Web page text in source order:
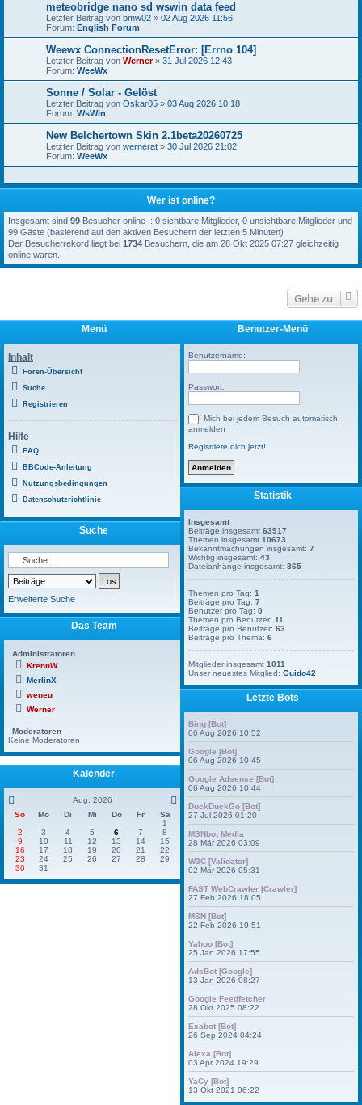
meteobridge nano sd wswin data feed
Letzter Beitrag von bmw02 » 02 Aug 2026 11:56
Forum: English Forum
Weewx ConnectionResetError: [Errno 104]
Letzter Beitrag von Werner» 31 Jul 2026 12:43
Forum: WeeWx
Sonne / Solar - Gelöst
Letzter Beitrag von Oskar05 » 03 Aug 2026 10:18
Forum: WsWin
New Belchertown Skin 2.1beta20260725
Letzter Beitrag von wernerat » 30 Jul 2026 21:02
Forum: WeeWx
Wer ist online?
Insgesamt sind 99 Besucher online :: 0 sichtbare Mitglieder, 0 unsichtbare Mitglieder und
99 Gäste (basierend auf den aktiven Besuchern der letzten 5 Minuten)
Der Besucherrekord liegt bei 1734 Besuchern, die am 28 Okt 2025 07:27 gleichzeitig
online waren.
Gehe zu
Menü
Inhalt
Foren-Übersicht
Suche
Registrieren
Hilfe
FAQ
BBCode-Anleitung
Nutzungsbedingungen
Datenschutzrichtlinie
Suche
Erweiterte Suche
Das Team
Administratoren
KrennW
MerlinX
weneu
Werner
Moderatoren
Keine Moderatoren
Kalender
Aug. 2026
So
Mo Di Mi Do Fr
Sa
1
2
3 4 5 6 7
8
9
10 11 12 13 14
15
16
17 18 19 20 21
22
23
24 25 26 27 28
29
30
31
Benutzer-Menü
Benutzername:
Passwort:
Mich bei jedem Besuch automatisch
anmelden
Registriere dich jetzt!
Statistik
Insgesamt
Beiträge insgesamt63917
Themen insgesamt10673
Bekanntmachungen insgesamt:7
Wichtig insgesamt:43
Dateianhänge insgesamt:865
Themen pro Tag:1
Beiträge pro Tag:7
Benutzer pro Tag:0
Themen pro Benutzer:11
Beiträge pro Benutzer:63
Beiträge pro Thema:6
Mitglieder insgesamt1011
Unser neuestes Mitglied:Guido42
Letzte Bots
Bing [Bot]
06 Aug 2026 10:52
Google [Bot]
06 Aug 2026 10:45
Google Adsense [Bot]
06 Aug 2026 10:44
DuckDuckGo [Bot]
27 Jul 2026 01:20
MSNbot Media
28 Mär 2026 03:09
W3C [Validator]
02 Mär 2026 05:31
FAST WebCrawler [Crawler]
27 Feb 2026 18:05
MSN [Bot]
22 Feb 2026 19:51
Yahoo [Bot]
25 Jan 2026 17:55
AdsBot [Google]
13 Jan 2026 08:27
Google Feedfetcher
28 Okt 2025 08:22
Exabot [Bot]
26 Sep 2024 04:24
Alexa [Bot]
03 Apr 2024 19:29
YaCy [Bot]
13 Okt 2021 06:22